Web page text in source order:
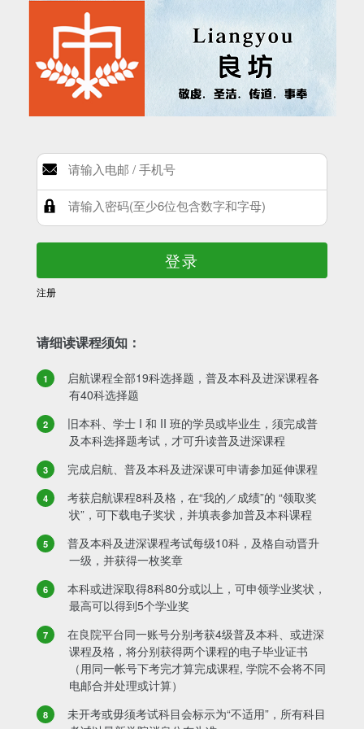
登录
注册
请细读课程须知：
启航课程全部19科选择题，普及本科及进深课程各
有40科选择题
旧本科、学士 I 和 II 班的学员或毕业生，须完成普
及本科选择题考试，才可升读普及进深课程
完成启航、普及本科及进深课可申请参加延伸课程
考获启航课程8科及格，在“我的／成绩”的 “领取奖
状”，可下载电子奖状，并填表参加普及本科课程
普及本科及进深课程考试每级10科，及格自动晋升
一级，并获得一枚奖章
本科或进深取得8科80分或以上，可申领学业奖状，
最高可以得到5个学业奖
在良院平台同一账号分别考获4级普及本科、或进深
课程及格，将分别获得两个课程的电子毕业证书
（用同一帐号下考完才算完成课程, 学院不会将不同
电邮合并处理或计算）
未开考或毋须考试科目会标示为“不适用”，所有科目